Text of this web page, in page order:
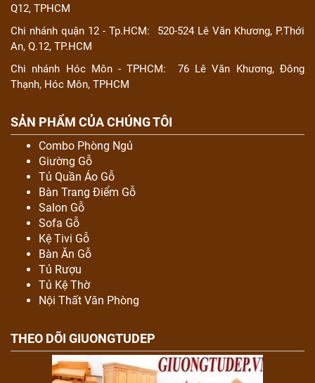
Q12, TPHCM
Chi nhánh quận 12 - Tp.HCM:
520-524 Lê Văn Khương, P.Thới
An, Q.12, TP.HCM
Chi nhánh Hóc Môn - TPHCM:
76 Lê Văn Khương, Đông
Thạnh, Hóc Môn, TPHCM
SẢN PHẨM CỦA CHÚNG TÔI
Combo Phòng Ngủ
Giường Gỗ
Tủ Quần Áo Gỗ
Bàn Trang Điểm Gỗ
Salon Gỗ
Sofa Gỗ
Kệ Tivi Gỗ
Bàn Ăn Gỗ
Tủ Rượu
Tủ Kệ Thờ
Nội Thất Văn Phòng
THEO DÕI GIUONGTUDEP